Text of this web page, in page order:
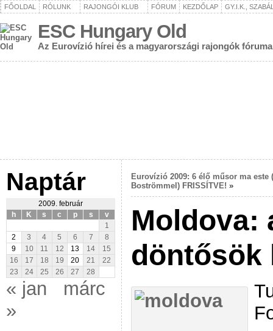
FŐOLDAL RÓLUNK RAJONGÓI KLUB FÓRUM KEZDŐLAP GY.I.K.,
ESC Hungary Old
Az Eurovízió hírei és a magyarországi rajongók fóruma
Naptár
2009. február
h
K s c p s
v
1
2
3 4 5 6 7
8
9
10 11 12 13 14
15
16
17 18 19 20 21
22
23
24 25 26 27 28
« jan
márc
»
Eurovízió 2009: 6 élő műsor ma este
Boströmmel) FRISSÍTVE! »
Moldova:
döntősök